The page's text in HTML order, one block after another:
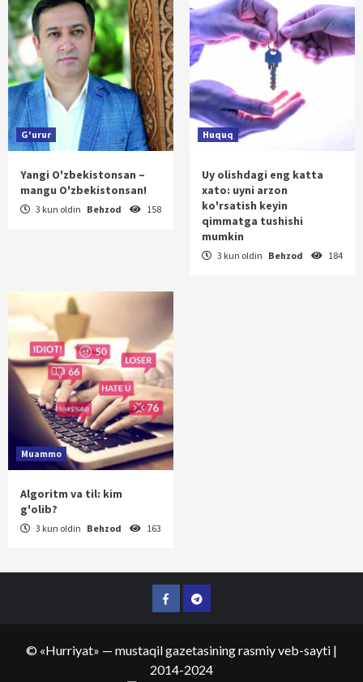
G'urur
Yangi O'zbekistonsan –
mangu O'zbekistonsan!
3 kun oldin Behzod 158
Huquq
Uy olishdagi eng katta
xato: uyni arzon
ko'rsatish keyin
qimmatga tushishi
mumkin
3 kun oldin Behzod 184
Muammo
Algoritm va til: kim
g'olib?
3 kun oldin Behzod 163
FacebookTelegram
© «Hurriyat» — mustaqil gazetasining rasmiy veb-sayti |
2014-2024